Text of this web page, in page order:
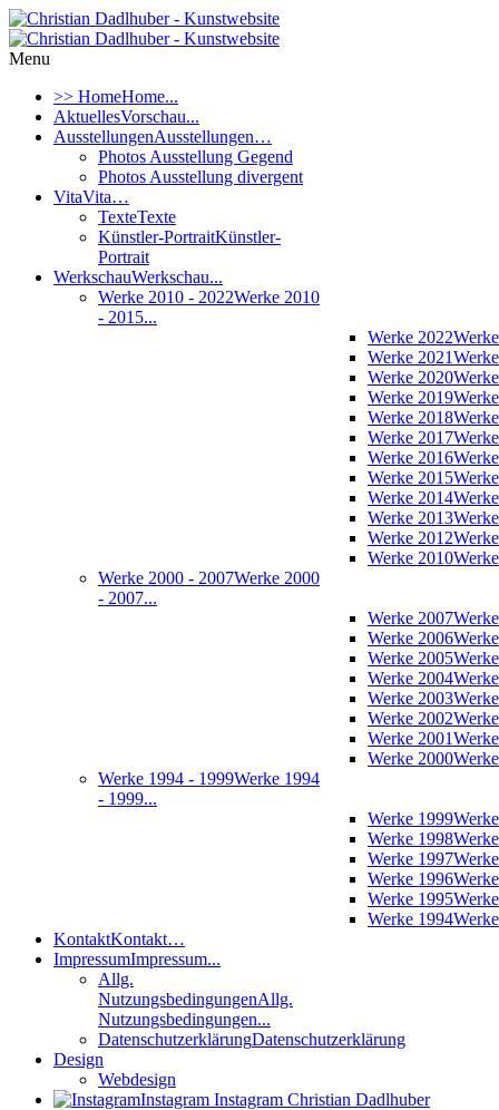
Menu
>> HomeHome...
AktuellesVorschau...
AusstellungenAusstellungen…
Photos Ausstellung Gegend
Photos Ausstellung divergent
VitaVita…
TexteTexte
Künstler-PortraitKünstler-
Portrait
WerkschauWerkschau...
Werke 2010 - 2022Werke 2010
- 2015...
Werke 2022
Werke 2021
Werke 2020
Werke 2019
Werke 2018
Werke 2017
Werke 2016
Werke 2015
Werke 2014
Werke 2013
Werke 2012
Werke 2010
Werke 2000 - 2007Werke 2000
- 2007...
Werke 2007
Werke 2006
Werke 2005
Werke 2004
Werke 2003
Werke 2002
Werke 2001
Werke 2000
Werke 1994 - 1999Werke 1994
- 1999...
Werke 1999
Werke 1998
Werke 1997
Werke 1996
Werke 1995
Werke 1994
KontaktKontakt…
ImpressumImpressum...
Allg.
NutzungsbedingungenAllg.
Nutzungsbedingungen...
DatenschutzerklärungDatenschutzerklärung
Design
Webdesign
Instagram Instagram Christian Dadlhuber